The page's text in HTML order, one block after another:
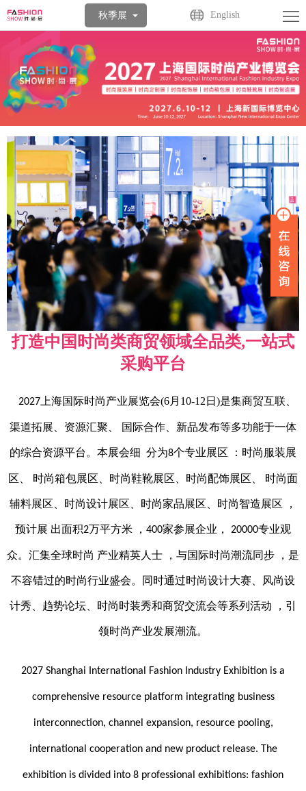
秋季展 English
首
于
展
会
展
商
中
观
众
活
心
媒
中
心
系
我
们
打造中国时尚类商贸领域全品类,一站式
采购平台
2027上海国际时尚产业展览会(6月10-12日)是集商贸互联、
渠道拓展、资源汇聚、 国际合作、新品发布等多功能于一体
的综合资源平台。本展会细 分为8个专业展区 ：时尚服装展
区 、 时尚箱包展区 、时尚鞋靴展区 、时尚配饰展区 、 时尚面
辅料展区 、时尚设计展区 、时尚家品展区 、时尚智造展区 ，
预计展 出面积2万平方米 ， 400家参展企业， 20000专业观
众。汇集全球时尚 产业精英人士 ，与国际时尚潮流同步 ，是
不容错过的时尚行业盛会。同时通过时尚设计大赛、风尚设
计秀、趋势论坛、时尚时装秀和商贸交流会等系列活动 ，引
领时尚产业发展潮流。
2027 Shanghai International Fashion Industry Exhibition is a
comprehensive resource platform integrating business
interconnection, channel expansion, resource pooling,
international cooperation and new product release. The
exhibition is divided into 8 professional exhibitions: fashion